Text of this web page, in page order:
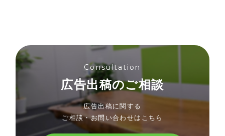
Consultation
広告出稿のご相談
広告出稿に関する
ご相談・お問い合わせはこちら